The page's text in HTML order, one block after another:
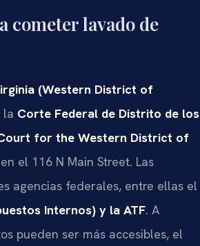
cometer lavado de
(Western District of
la Corte Federal de Distrito de los
for the Western District of
el 116 N Main Street. Las
agencias federales, entre ellas el
Internos) y la ATF. A
pueden ser más accesibles, el